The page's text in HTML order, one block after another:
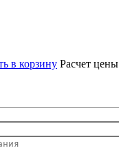
в корзину Расчет цены